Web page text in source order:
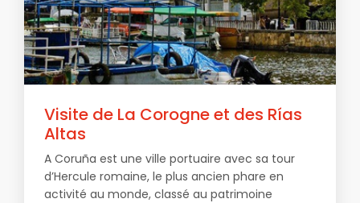
Visite de La Corogne et des Rías
Altas
A Coruña est une ville portuaire avec sa tour
d’Hercule romaine, le plus ancien phare en
activité au monde, classé au patrimoine